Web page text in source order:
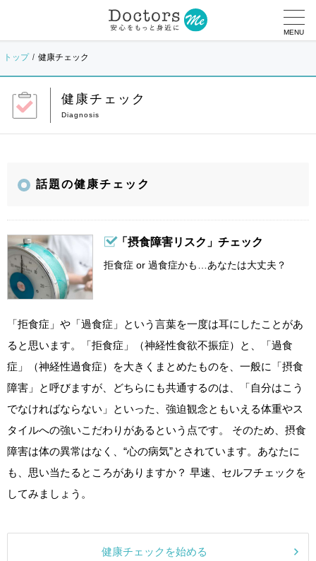
MENU
トップ 健康チェック
健康チェック
話題の健康チェック
「摂食障害リスク」チェック
拒食症 or 過食症かも…あなたは大丈夫？
「拒食症」や「過食症」という言葉を一度は耳にしたことがあ
ると思います。「拒食症」（神経性食欲不振症）と、「過食
症」（神経性過食症）を大きくまとめたものを、一般に「摂食
障害」と呼びますが、どちらにも共通するのは、「自分はこう
でなければならない」といった、強迫観念ともいえる体重やス
タイルへの強いこだわりがあるという点です。 そのため、摂食
障害は体の異常はなく、“心の病気”とされています。あなたに
も、思い当たるところがありますか？ 早速、セルフチェックを
してみましょう。
健康チェックを始める